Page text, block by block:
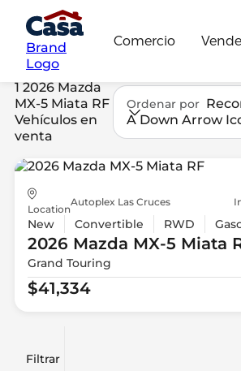
Brand
Logo
Comercio
Filtrar
1 2026 Mazda
MX-5 Miata RF
Vehículos en
venta
Ordenar por
A Down Arrow
Location
Autoplex Las Cruces
New Convertible RWD
2026 Mazda MX-5 Miata
Grand Touring
$41,334